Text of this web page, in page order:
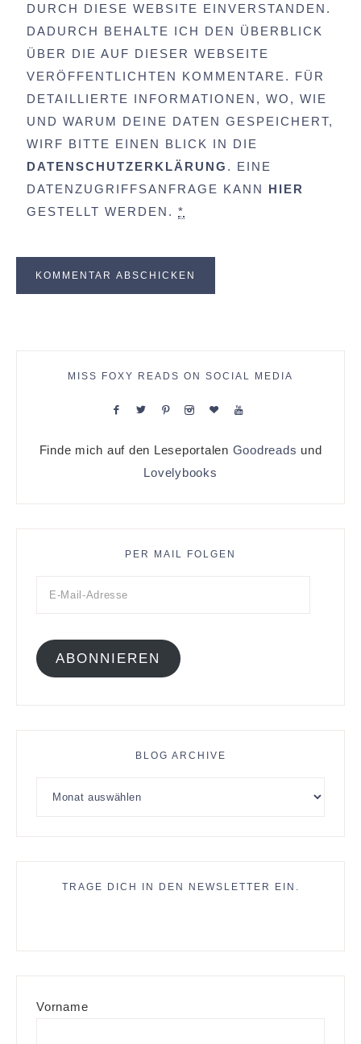
DURCH DIESE WEBSITE EINVERSTANDEN.
DADURCH BEHALTE ICH DEN ÜBERBLICK
ÜBER DIE AUF DIESER WEBSEITE
VERÖFFENTLICHTEN KOMMENTARE. FÜR
DETAILLIERTE INFORMATIONEN, WO, WIE
UND WARUM DEINE DATEN GESPEICHERT,
WIRF BITTE EINEN BLICK IN DIE
DATENSCHUTZERKLÄRUNG . EINE
DATENZUGRIFFSANFRAGE KANN HIER
GESTELLT WERDEN. *
MISS FOXY READS ON SOCIAL MEDIA
Finde mich auf den Leseportalen Goodreads und
Lovelybooks
PER MAIL FOLGEN
ABONNIEREN
BLOG ARCHIVE
TRAGE DICH IN DEN NEWSLETTER EIN.
Vorname